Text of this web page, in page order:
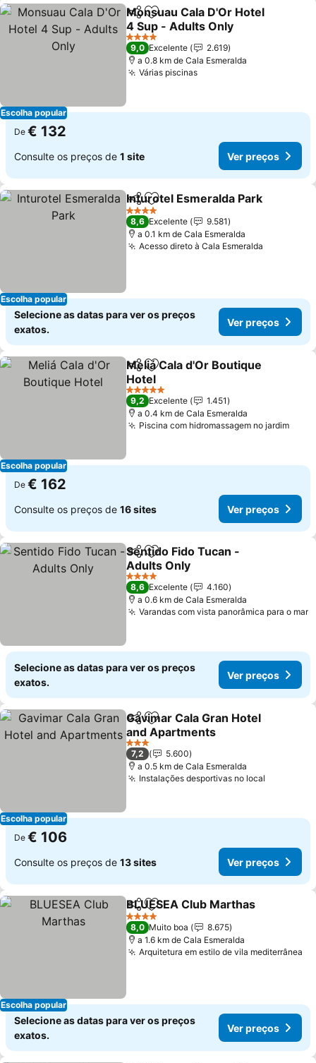
Escolha popular
PartilharAdicionar aos favoritos
Monsuau Cala D'Or Hotel
4 Sup - Adults Only
4 Estrelas
9,0 Excelente
2.619
a 0.8 km de Cala Esmeralda
Várias piscinas
De € 132
Consulte os preços de 1 site Ver preços
Escolha popular
PartilharAdicionar aos favoritos
Inturotel Esmeralda Park
4 Estrelas
8,6 Excelente
9.581
a 0.1 km de Cala Esmeralda
Acesso direto à Cala Esmeralda
Selecione as datas para ver os preços
exatos.
Ver preços
Escolha popular
PartilharAdicionar aos favoritos
Meliá Cala d'Or Boutique
Hotel
5 Estrelas
9,2 Excelente
1.451
a 0.4 km de Cala Esmeralda
Piscina com hidromassagem no jardim
De € 162
Consulte os preços de 16 sites Ver preços
PartilharAdicionar aos favoritos
Sentido Fido Tucan -
Adults Only
4 Estrelas
8,6 Excelente
4.160
a 0.6 km de Cala Esmeralda
Varandas com vista panorâmica para o mar
Selecione as datas para ver os preços
exatos.
Ver preços
Escolha popular
PartilharAdicionar aos favoritos
Gavimar Cala Gran Hotel
and Apartments
3 Estrelas
7,2
5.600
a 0.5 km de Cala Esmeralda
Instalações desportivas no local
De € 106
Consulte os preços de 13 sites Ver preços
Escolha popular
PartilharAdicionar aos favoritos
BLUESEA Club Marthas
4 Estrelas
8,0 Muito boa
8.675
a 1.6 km de Cala Esmeralda
Arquitetura em estilo de vila mediterrânea
Selecione as datas para ver os preços
exatos.
Ver preços